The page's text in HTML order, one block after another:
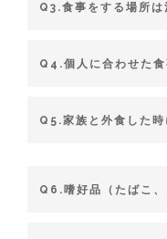
Q3.食事をする場所は
Q4.個人に合わせた
Q5.家族と外食した
Q6.嗜好品（たばこ